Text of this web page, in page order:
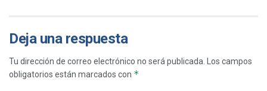
Deja una respuesta
Tu dirección de correo electrónico no será publicada.
Los campos
obligatorios están marcados con *